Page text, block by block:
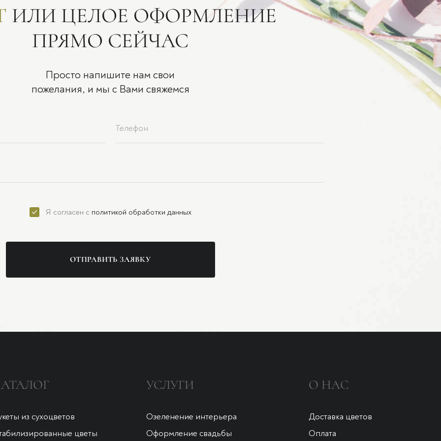
ИЛИ ЦЕЛОЕ ОФОРМЛЕНИЕ
ПРЯМО СЕЙЧАС
Просто напишите нам свои
пожелания, и мы с Вами свяжемся
Я согласен с политикой обработки данных
ОТПРАВИТЬ ЗАЯВКУ
из сухоцветов
цветы
УСЛУГИ
Озеленение интерьера
Оформление свадьбы
О НАС
Доставка цветов
Оплата